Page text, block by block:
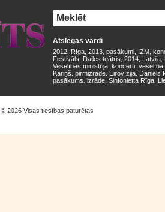
Atslēgas vārdi
2012 Rīga 2013 pasākumi IZM
Festivāls
Dailes teātris 2014 Latvija
Veselības ministrija koncerti veselība
Kariņš pirmizrāde Eirovīzija Daniels
pasākums izrāde Sinfonietta Rīga
© 2026 Visas tiesības paturētas